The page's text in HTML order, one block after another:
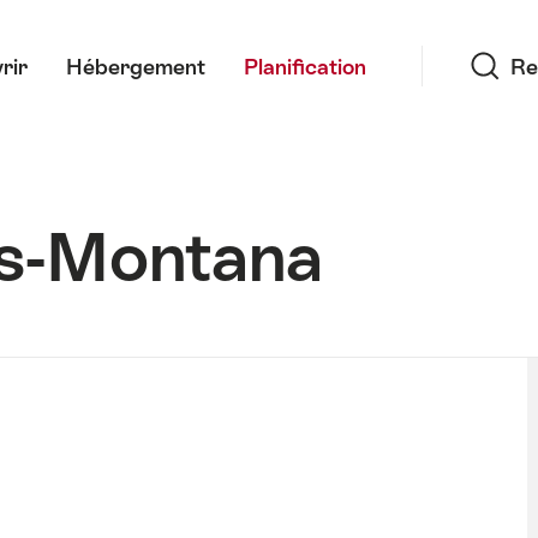
Hébergement Planification
Montana